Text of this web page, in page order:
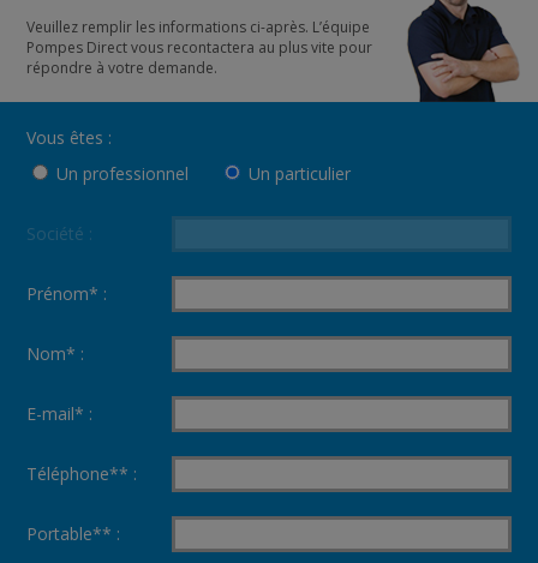
Veuillez remplir les informations ci-après. L’équipe
Pompes Direct vous recontactera au plus vite pour
répondre à votre demande.
Vous êtes :
Un professionnel
Un particulier
Société :
Prénom* :
Nom* :
E-mail* :
Téléphone** :
Portable** :